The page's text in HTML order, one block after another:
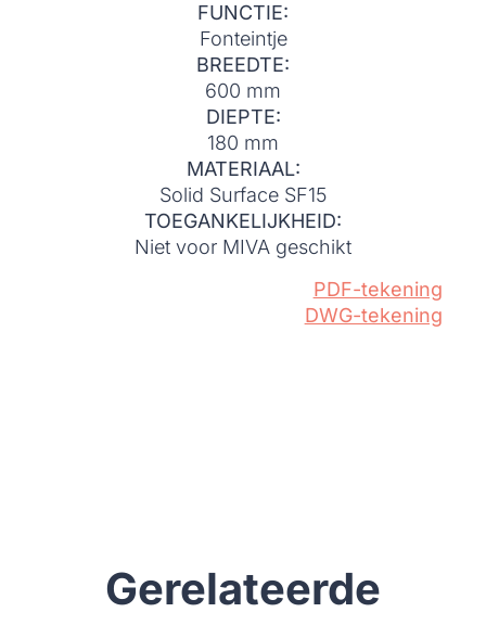
FUNCTIE:
Fonteintje
BREEDTE:
600 mm
DIEPTE:
180 mm
MATERIAAL:
Solid Surface SF15
TOEGANKELIJKHEID:
Niet voor MIVA geschikt
PDF-tekening
DWG-tekening
Gerelateerde